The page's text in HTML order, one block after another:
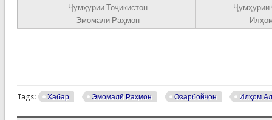
Ҷумҳурии Тоҷикистон
Эмомалӣ Раҳмон
Ҷумҳурии
Tags: Хабар Эмомалӣ Раҳмон Озарбойҷон Илҳом